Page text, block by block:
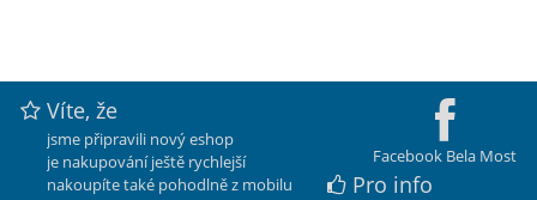
Facebook Bela Most
Víte, že
jsme připravili nový eshop
je nakupování ještě rychlejší
nakoupíte také pohodlně z mobilu
Pro info